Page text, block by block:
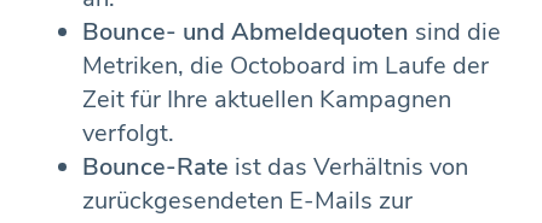
Bounce- und Abmeldequoten sind die
Metriken, die Octoboard im Laufe der
Zeit für Ihre aktuellen Kampagnen
verfolgt.
Bounce-Rate ist das Verhältnis von
zurückgesendeten E-Mails zur